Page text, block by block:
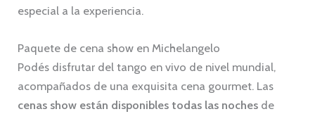
especial a la experiencia.
Paquete de cena show en Michelangelo
Podés disfrutar del tango en vivo de nivel mundial,
acompañados de una exquisita cena gourmet. Las
cenas show están disponibles todas las noches de